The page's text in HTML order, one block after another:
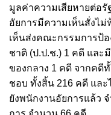
มูลค่าความเสียหายต่อรั
อัยการมีความเห็นสั่งไม่
เห็นส่งคณะกรรมการป้
ชาติ (ป.ป.ช.) 1 คดี แล
ของกลาง 1 คดี จากคดี
ชอบ ทั้งสิ้น 216 คดี และ
ยังพนักงานอัยการแล้ว